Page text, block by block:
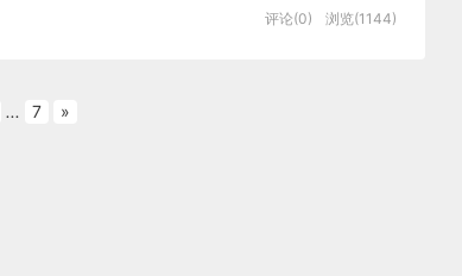
域切换、参数调节的交互操作； 底部展示
于 “好看”，更在于 “好用”
难度，影响实用性。反之，如果过于注
乱，降低了使用效率。
更重要的是如何透过显性需求挖掘出更
的意义和角色。
出发，探讨设计如何通过满足用户需
计师在职业发展中如何通过设计为社
评论(0) 浏览(1144)
... 7 »